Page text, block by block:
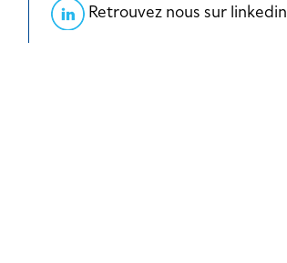
Retrouvez nous sur linkedin